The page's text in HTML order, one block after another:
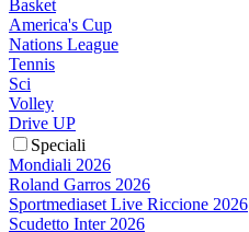
Basket
America's Cup
Nations League
Tennis
Sci
Volley
Drive UP
Speciali
Mondiali 2026
Roland Garros 2026
Sportmediaset Live Riccione 2026
Scudetto Inter 2026